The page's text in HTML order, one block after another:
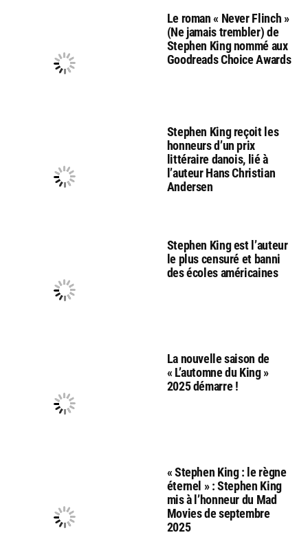
Le roman « Never Flinch »
(Ne jamais trembler) de
Stephen King nommé aux
Goodreads Choice Awards
Stephen King reçoit les
honneurs d’un prix
littéraire danois, lié à
l’auteur Hans Christian
Andersen
Stephen King est l’auteur
le plus censuré et banni
des écoles américaines
La nouvelle saison de
« L’automne du King »
2025 démarre !
« Stephen King : le règne
éternel » : Stephen King
mis à l’honneur du Mad
Movies de septembre
2025